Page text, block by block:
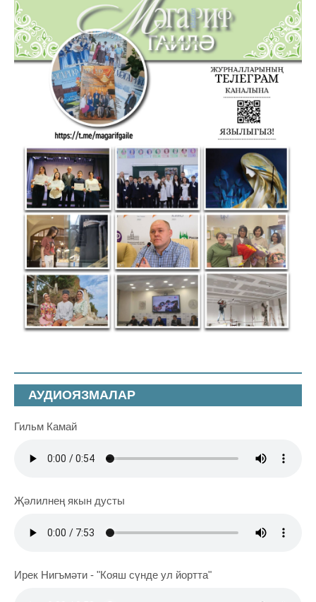
АУДИОЯЗМАЛАР
Гильм Камай
Җәлилнең якын дусты
Ирек Нигъмәти - "Кояш сүнде ул йортта"